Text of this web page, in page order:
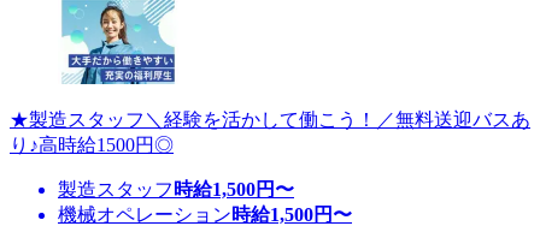
★製造スタッフ＼経験を活かして働こう！／無料送迎バスあ
り♪高時給1500円◎
製造スタッフ 時給1,500円〜
機械オペレーション時給1,500円〜